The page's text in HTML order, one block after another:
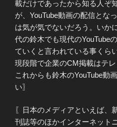
載だけであったから知る人ぞ
が、YouTube動画の配信とな
は気が気でないだろう。いか
代の鈴木でも現代のYouTube
ていくと言われている事くら
現段階で企業のCM掲載はテ
これからも鈴木のYouTube動
い〗
〖日本のメディアといえば、
刊誌等のほかインターネット